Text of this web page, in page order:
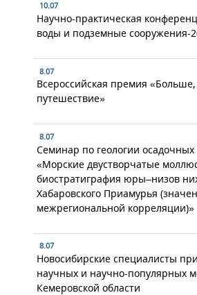
10.07
Научно-практическая
воды и подземные сооружения-
8.07
Всероссийская премия
путешествие»
8.07
Семинар по геологии осадочных
«Морские двустворчатые
биостратиграфия юры–низов
Хабаровского Приамурья
межрегиональной корреляции)»
8.07
Новосибирские специалисты
научных и научно-популярных
Кемеровской области